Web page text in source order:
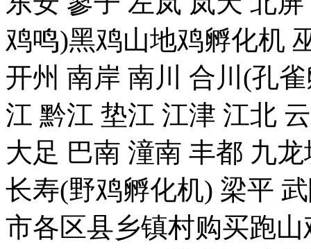
鸡鸣)黑鸡山地鸡孵化机
开州 南岸 南川 合川(孔
江 黔江 垫江 江津 江北
大足 巴南 潼南 丰都 九
长寿(野鸡孵化机) 梁平
市各区县乡镇村购买跑